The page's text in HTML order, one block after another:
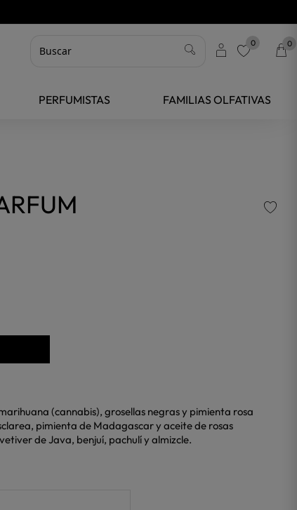
0 0
PERFUMISTAS FAMILIAS OLFATIVAS
(cannabis), grosellas negras y pimienta rosa
pimienta de Madagascar y aceite de rosas
de Java, benjuí, pachulí y almizcle.